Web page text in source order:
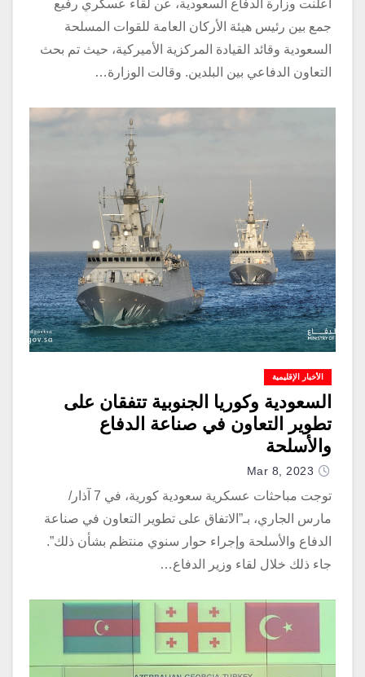
أعلنت وزارة الدفاع السعودية، عن لقاء عسكري رفيع
جمع بين رئيس هيئة الأركان العامة للقوات المسلحة
السعودية وقائد القيادة المركزية الأميركية، حيث تم بحث
التعاون الدفاعي بين البلدين. وقالت الوزارة…
الأخبار الإقليمية
السعودية وكوريا الجنوبية تتفقان على
تطوير التعاون في صناعة الدفاع
والأسلحة
Mar 8, 2023
توجت مباحثات عسكرية سعودية كورية، في 7 آذار/
مارس الجاري، بـ”الاتفاق على تطوير التعاون في صناعة
الدفاع والأسلحة وإجراء حوار سنوي منتظم بشأن ذلك”.
جاء ذلك خلال لقاء وزير الدفاع…